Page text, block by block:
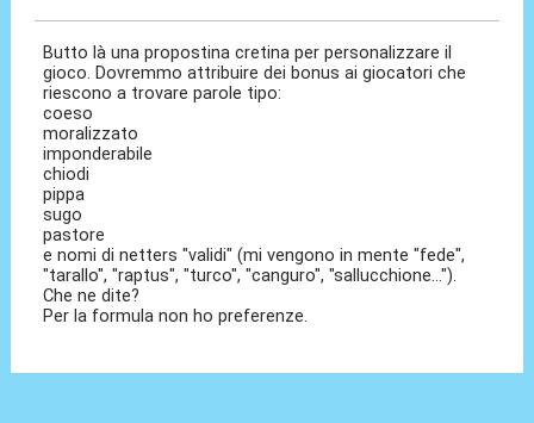
Butto là una propostina cretina per personalizzare il
gioco. Dovremmo attribuire dei bonus ai giocatori che
riescono a trovare parole tipo:
coeso
moralizzato
imponderabile
chiodi
pippa
sugo
pastore
e nomi di netters "validi" (mi vengono in mente "fede",
"tarallo", "raptus", "turco", "canguro", "sallucchione...").
Che ne dite?
Per la formula non ho preferenze.